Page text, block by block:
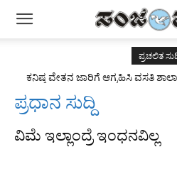
ಪ್ರಚಲಿತ
ಕನಿಷ್ಠ ವೇತನ ಜಾರಿಗೆ ಆಗ್ರಹಿಸಿ ವಸತಿ
ಪ್ರಧಾನ ಸುದ್ದಿ
ವಿಮೆ ಇಲ್ಲಾಂದ್ರೆ ಇಂಧನವಿಲ್ಲ